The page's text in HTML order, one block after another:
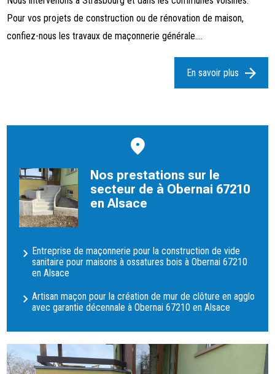
Pour vos projets de construction ou de rénovation de maison,
confiez-nous les travaux de maçonnerie générale....
En savoir plus
Nos prestations sur le
secteur de à Obernai 67210
en Alsace
Entreprise de maçonnerie pour la construction de vide
sanitaire pour maisons à ossatures bois à Obernai 67210
en Alsace
Artisan maçon pour la création de mur de clôture en agglo
avec garantie décennale à Obernai 67210 en Alsace